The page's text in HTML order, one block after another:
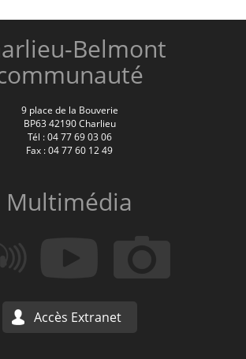
Belmont
9 place de la Bouverie
BP63 42190 Charlieu
Tél : 04 77 69 03 06
Fax : 04 77 60 12 49
Multimédia
Accès Extranet